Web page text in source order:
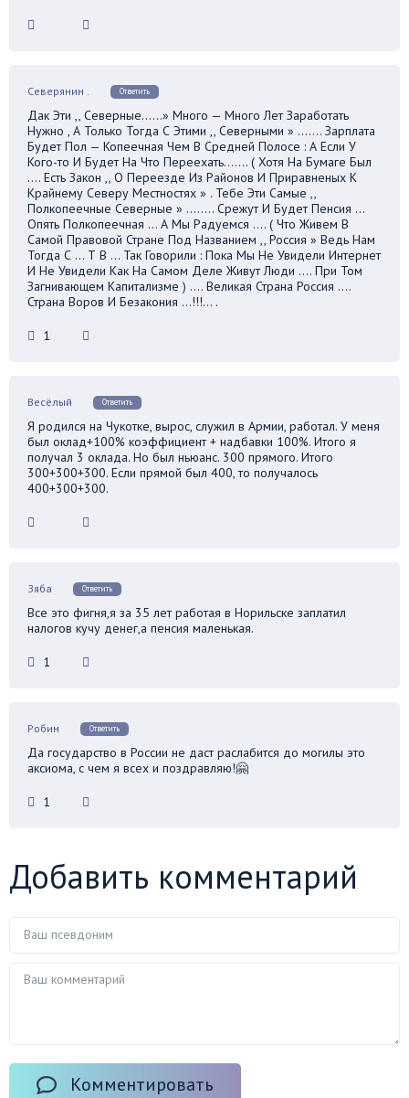
Северянин . Ответить
Дак Эти ,, Северные……» Много — Много Лет Заработать
Нужно , А Только Тогда С Этими ,, Северными » ……. Зарплата
Будет Пол — Копеечная Чем В Средней Полосе : А Если У
Кого-то И Будет На Что Переехать……. ( Хотя На Бумаге Был
…. Есть Закон ,, О Переезде Из Районов И Приравненых К
Крайнему Северу Местностях » . Тебе Эти Самые ,,
Полкопеечные Северные » …….. Срежут И Будет Пенсия …
Опять Полкопеечная … А Мы Радуемся …. ( Что Живем В
Самой Правовой Стране Под Названием ,, Россия » Ведь Нам
Тогда С … Т В … Так Говорили : Пока Мы Не Увидели Интернет
И Не Увидели Как На Самом Деле Живут Люди …. При Том
Загнивающем Капитализме ) …. Великая Страна Россия ….
Страна Воров И Безакония …!!!… .
1
Весёлый Ответить
Я родился на Чукотке, вырос, служил в Армии, работал. У меня
был оклад+100% коэффициент + надбавки 100%. Итого я
получал 3 оклада. Но был ньюанс. 300 прямого. Итого
300+300+300. Если прямой был 400, то получалось
400+300+300.
Зяба Ответить
Все это фигня,я за 35 лет работая в Норильске заплатил
налогов кучу денег,а пенсия маленькая.
1
Робин Ответить
Да государство в России не даст раслабится до могилы это
аксиома, с чем я всех и поздравляю!🤗
1
Добавить комментарий
Комментировать